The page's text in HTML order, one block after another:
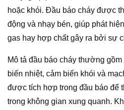
hoặc khói. Đầu báo cháy được
động và nhạy bén, giúp phát
gas hay hợp chất gây ra bởi sự
Mô tả đầu báo cháy thường
biến nhiệt, cảm biến khói và
được tích hợp trong đầu báo để
trong không gian xung quanh.